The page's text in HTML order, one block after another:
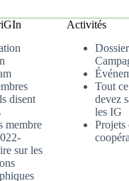
disent
membre
sur les
Activités
Tout
devez
les IG
Projets